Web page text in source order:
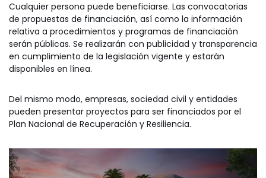
Cualquier persona puede beneficiarse. Las convocatorias
de propuestas de financiación, así como la información
relativa a procedimientos y programas de financiación
serán públicas. Se realizarán con publicidad y transparencia
en cumplimiento de la legislación vigente y estarán
disponibles en línea.
Del mismo modo, empresas, sociedad civil y entidades
pueden presentar proyectos para ser financiados por el
Plan Nacional de Recuperación y Resiliencia.